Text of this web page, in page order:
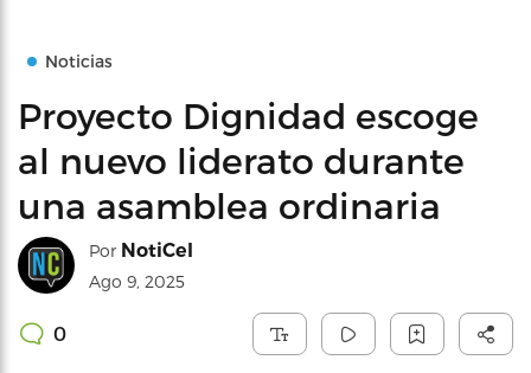
Noticias
Proyecto Dignidad escoge
al nuevo liderato durante
una asamblea ordinaria
Por NotiCel
Ago 9, 2025
0